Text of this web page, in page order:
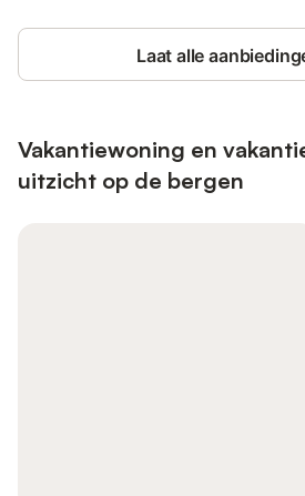
Laat alle
Vakantiewoning en
uitzicht op de bergen